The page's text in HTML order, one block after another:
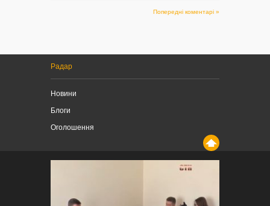
Попередні коментарі »
Радар
Новини
Блоги
Оголошення